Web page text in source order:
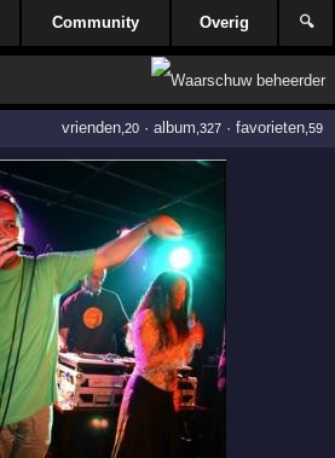
Community Overig 🔍
vrienden,20· album ,327· favorieten,59